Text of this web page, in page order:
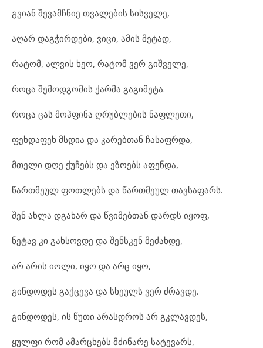
გვიან შევამჩნიე თვალების სისველე,
აღარ დაგჭირდები, ვიცი, ამის მეტად,
რატომ, ალვის ხეო, რატომ ვერ გიშველე,
როცა შემოდგომის ქარმა გაგიმეტა.
როცა ცას მოჰფინა ღრუბლების ნაფლეთი,
ფეხდაფეხ მსდია და კარებთან ჩასაფრდა,
მთელი დღე ქუჩებს და ეზოებს აფენდა,
წართმეულ ფოთლებს და წართმეულ თავსაფარს.
შენ ახლა დგახარ და წვიმებთან დარდს იყოფ,
ნეტავ კი გახსოვდე და შენსკენ მეძახდე,
არ არის იოლი, იყო და არც იყო,
გინდოდეს გაქცევა და სხეულს ვერ ძრავდე.
გინდოდეს, ის წუთი არასდროს არ გკლავდეს,
ყულფი რომ ამარცხებს მძინარე სატევარს,